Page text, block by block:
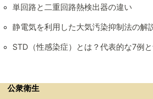
単回路と二重回路熱検出器の違い
静電気を利用した大気汚染抑制法の解
STD（性感染症）とは？代表的な7例
公衆衛生